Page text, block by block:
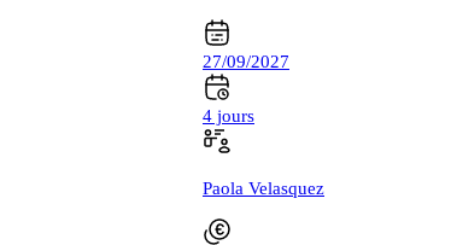
27/09/2027
4 jours
Paola Velasquez